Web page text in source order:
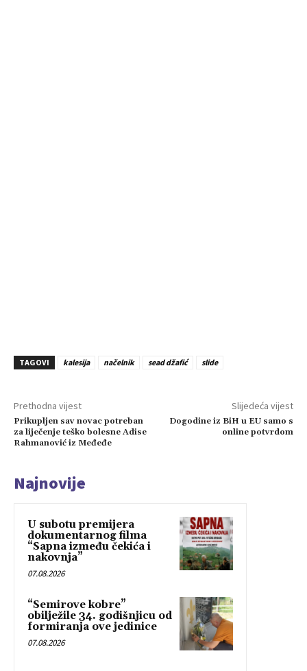
TAGOVI kalesija načelnik sead džafić slide
Prethodna vijest
Prikupljen sav novac potreban
za liječenje teško bolesne Adise
Rahmanović iz Međeđe
Slijedeća vijest
Dogodine iz BiH u EU samo s
online potvrdom
Najnovije
U subotu premijera
dokumentarnog filma
“Sapna između čekića i
nakovnja”
07.08.2026
“Semirove kobre”
obilježile 34. godišnjicu od
formiranja ove jedinice
07.08.2026